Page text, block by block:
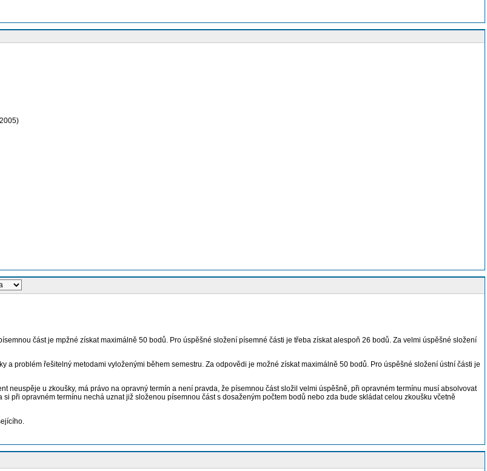
část je mpžné získat maximálně 50 bodů. Pro úspěšné složení písemné části je třeba získat alespoň 26 bodů. Za velmi úspěšné složení
a problém řešitelný metodami vyloženými během semestru. Za odpovědi je možné získat maximálně 50 bodů. Pro úspěšné složení ústní části je
neuspěje u zkoušky, má právo na opravný termín a není pravda, že písemnou část složil velmi úspěšně, při opravném termínu musí absolvovat
při opravném termínu nechá uznat již složenou písemnou část s dosaženým počtem bodů nebo zda bude skládat celou zkoušku včetně